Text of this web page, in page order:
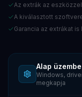
Az extrák az
A kiválasztott
Garancia az extrákat
Alap
Windows,
megkapja